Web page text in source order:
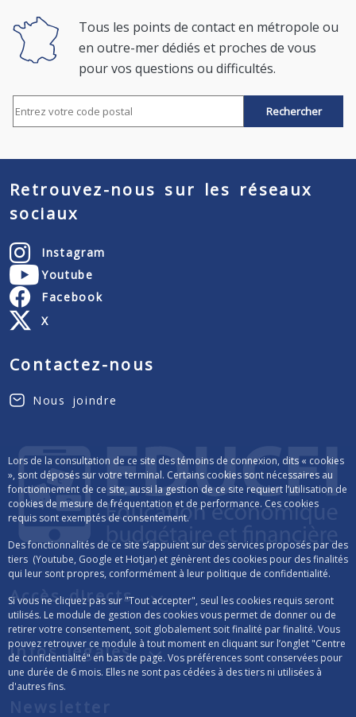
Lors de la consultation de ce site des témoins de connexion, dits « cookies
», sont déposés sur votre terminal. Certains cookies sont nécessaires au
fonctionnement de ce site, aussi la gestion de ce site requiert l’utilisation de
cookies de mesure de fréquentation et de performance. Ces cookies
requis sont exemptés de consentement.
Des fonctionnalités de ce site s’appuient sur des services proposés par des
tiers (Youtube, Google et Hotjar) et génèrent des cookies pour des finalités
qui leur sont propres, conformément à leur politique de confidentialité.
Si vous ne cliquez pas sur "Tout accepter", seul les cookies requis seront
utilisés. Le module de gestion des cookies vous permet de donner ou de
retirer votre consentement, soit globalement soit finalité par finalité. Vous
pouvez retrouver ce module à tout moment en cliquant sur l’onglet "Centre
de confidentialité" en bas de page. Vos préférences sont conservées pour
une durée de 6 mois. Elles ne sont pas cédées à des tiers ni utilisées à
d'autres fins.
Tous les points de contact en métropole ou
en outre-mer dédiés et proches de vous
pour vos questions ou difficultés.
Rechercher par code postal
Retrouvez-nous sur les réseaux
sociaux
Instagram
Youtube
Facebook
X
Contactez-nous
Nous joindre
Accès directs
Infos légales